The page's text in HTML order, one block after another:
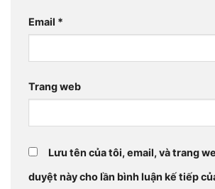
Email *
Trang web
Lưu tên của tôi, email, và trang
duyệt này cho lần bình luận kế tiếp